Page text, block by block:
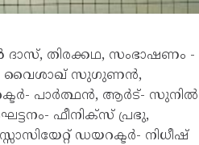
തിരക്കഥ, സംഭാഷണം -
വൈശാഖ് സുഗുണൻ,
പാർത്ഥൻ, ആർട്- സുനിൽ
ഫീനിക്സ് പ്രഭു,
ഡയറക്ടർ- നിധീഷ്